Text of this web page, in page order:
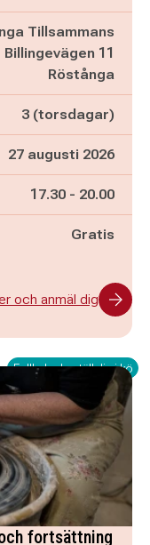
Tillsammans
Billingevägen 11
Röstånga
3 (torsdagar)
27 augusti 2026
Pågår mellan
17.30 - och
20.00
Gratis
och anmäl dig
Fullbokad - ställ dig i kö
fortsättning